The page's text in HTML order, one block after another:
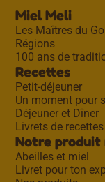
Miel Meli
Les Maîtres du
Régions
100 ans de
Recettes
Petit-déjeuner
Un moment pour
Déjeuner et Dîner
Livrets de recettes
Notre
Abeilles et miel
Livret pour ton